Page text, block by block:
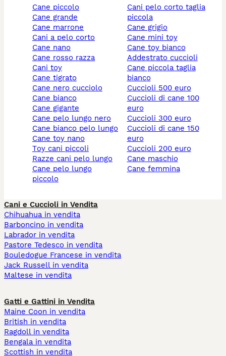
cane piccolo
cane grande
cane marrone
cani a pelo corto
cane nano
cane rosso razza
cani toy
cane tigrato
cane nero cucciolo
cane bianco
cane gigante
cane pelo lungo nero
cane bianco pelo lungo
cane toy nano
toy cani piccoli
razze cani pelo lungo
cane pelo lungo
piccolo
cani pelo corto taglia
piccola
cane grigio
cane mini toy
cane toy bianco
addestrato cuccioli
cane piccola taglia
bianco
cuccioli 500 euro
cuccioli di cane 100
euro
cuccioli 300 euro
cuccioli di cane 150
euro
cuccioli 200 euro
cane maschio
cane femmina
Cani e Cuccioli in Vendita
Chihuahua in vendita
Barboncino in vendita
Labrador in vendita
Pastore Tedesco in vendita
Bouledogue Francese in vendita
Jack Russell in vendita
Maltese in vendita
Gatti e Gattini in Vendita
Maine Coon in vendita
British in vendita
Ragdoll in vendita
Bengala in vendita
Scottish in vendita